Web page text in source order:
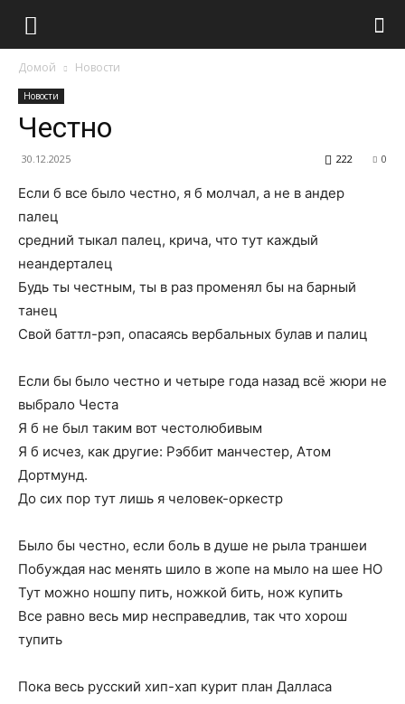
Домой Новости
Новости
Честно
30.12.2025 0
222
Если б все было честно, я б молчал, а не в андер
палец
средний тыкал палец, крича, что тут каждый
неандерталец
Будь ты честным, ты в раз променял бы на барный
танец
Свой баттл-рэп, опасаясь вербальных булав и палиц
Если бы было честно и четыре года назад всё жюри не
выбрало Честа
Я б не был таким вот честолюбивым
Я б исчез, как другие: Рэббит манчестер, Атом
Дортмунд.
До сих пор тут лишь я человек-оркестр
Было бы честно, если боль в душе не рыла траншеи
Побуждая нас менять шило в жопе на мыло на шее НО
Тут можно ношпу пить, ножкой бить, нож купить
Все равно весь мир несправедлив, так что хорош
тупить
Пока весь русский хип-хап курит план Далласа